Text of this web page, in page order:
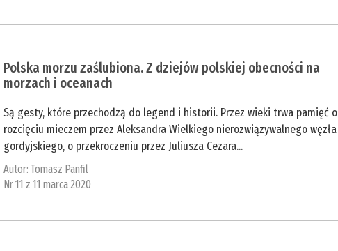
Polska morzu zaślubiona. Z dziejów polskiej obecności na
morzach i oceanach
Są gesty, które przechodzą do legend i historii. Przez wieki trwa pamięć o
rozcięciu mieczem przez Aleksandra Wielkiego nierozwiązywalnego węzła
gordyjskiego, o przekroczeniu przez Juliusza Cezara...
Autor:Tomasz Panfil
Nr 11 z 11 marca 2020